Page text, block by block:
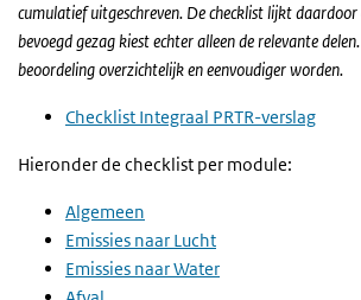
cumulatief uitgeschreven. De checklist lijkt
bevoegd gezag kiest echter alleen de relevante
beoordeling overzichtelijk en eenvoudiger worden.
Checklist Integraal PRTR-verslag
Hieronder de checklist per module:
Algemeen
Emissies naar Lucht
Emissies naar Water